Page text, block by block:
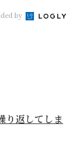
by
り返してしま